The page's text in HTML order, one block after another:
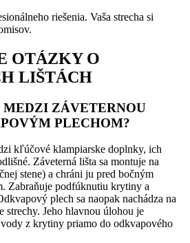
riešenia. Vaša strecha si
OTÁZKY O
LIŠTÁCH
ZÁVETERNOU
PLECHOM?
kľúčové klampiarske doplnky, ich
Záveterná lišta sa montuje na
stene) a chráni ju pred bočným
Zabraňuje podfúknutiu krytiny a
plech sa naopak nachádza na
strechy. Jeho hlavnou úlohou je
z krytiny priamo do odkvapového